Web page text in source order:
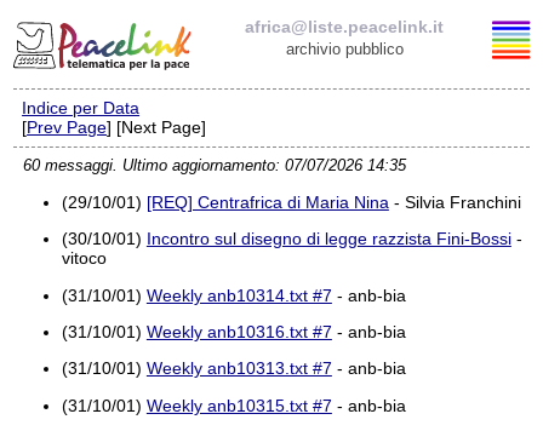
africa@liste.peacelink.it
archivio pubblico
Elenco delle liste
africa@liste.peacelink.it
Richieste di rimozione
Indice per Data
[Prev Page] [Next Page]
60 messaggi. Ultimo aggiornamento: 07/07/2026 14:35
(29/10/01) [REQ] Centrafrica di Maria Nina - Silvia Franchini
(30/10/01) Incontro sul disegno di legge razzista Fini-Bossi-
vitoco
(31/10/01) Weekly anb10314.txt #7 - anb-bia
(31/10/01) Weekly anb10316.txt #7 - anb-bia
(31/10/01) Weekly anb10313.txt #7 - anb-bia
(31/10/01) Weekly anb10315.txt #7 - anb-bia